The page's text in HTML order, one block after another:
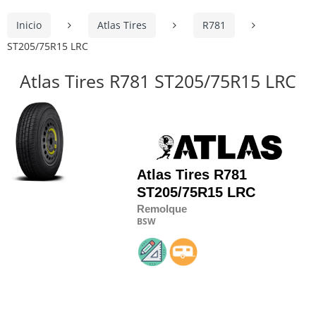
Inicio Atlas Tires
R781
ST205/75R15 LRC
Atlas Tires R781 ST205/75R15 LRC
Atlas Tires R781
ST205/75R15 LRC
Remolque
BSW